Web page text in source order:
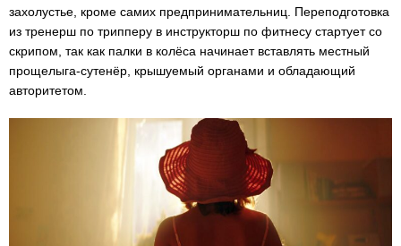
захолустье, кроме самих предпринимательниц. Переподготовка
из тренерш по трипперу в инструкторш по фитнесу стартует со
скрипом, так как палки в колёса начинает вставлять местный
прощелыга-сутенёр, крышуемый органами и обладающий
авторитетом.